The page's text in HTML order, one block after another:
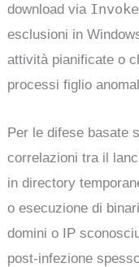
download via
esclusioni in
attività pianificate o
processi figlio
Per le difese basate
correlazioni tra il
in directory
o esecuzione di
domini o IP
post-infezione